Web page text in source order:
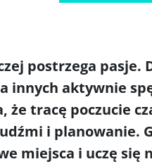
postrzega
innych aktywnie
tracę poczucie
i planowanie.
miejsca i uczę się